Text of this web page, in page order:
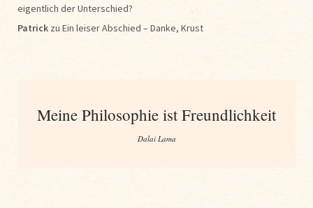
eigentlich der Unterschied?
Patrick zu Ein leiser Abschied – Danke, Krust
Meine Philosophie ist Freundlichkeit
Dalai Lama